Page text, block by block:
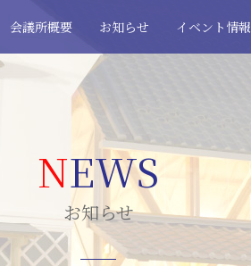
会議所概要 お知らせ イベント情報
お知らせ